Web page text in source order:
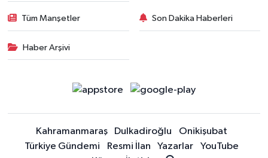
Tüm Manşetler Son Dakika Haberleri
Haber Arşivi
Kahramanmaraş Dulkadiroğlu
Onikişubat
Türkiye Gündemi
Resmi İlan Yazarlar
YouTube